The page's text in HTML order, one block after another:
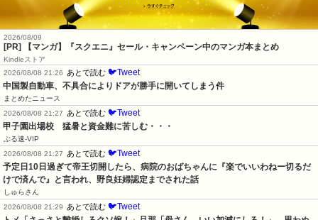
2026/08/09
[PR] 【マンガ】『スクエニ』セール・キャンペーン中のマンガ本まとめ
Kindleストア
2026/08/08 21:26
あとで読む 🐦Tweet
中国製自動車、不具合によりドアが勝手に開いてしまう件
まとめたニュース
2026/08/08 21:27
あとで読む 🐦Tweet
甲子園出場校　猛暑と資金難に苦しむ・・・
ぶる速-VIP
2026/08/08 21:27
あとで読む 🐦Tweet
予定日10日過ぎて帝王切開したら、病院のおばちゃんに『楽でいいわねー切るだ
けで済んで』と言われ、野良妊婦認定までされた話
しゅらさん
2026/08/08 21:29
あとで読む 🐦Tweet